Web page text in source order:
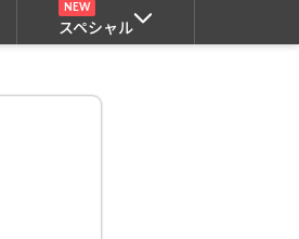
NEW
スペシャル